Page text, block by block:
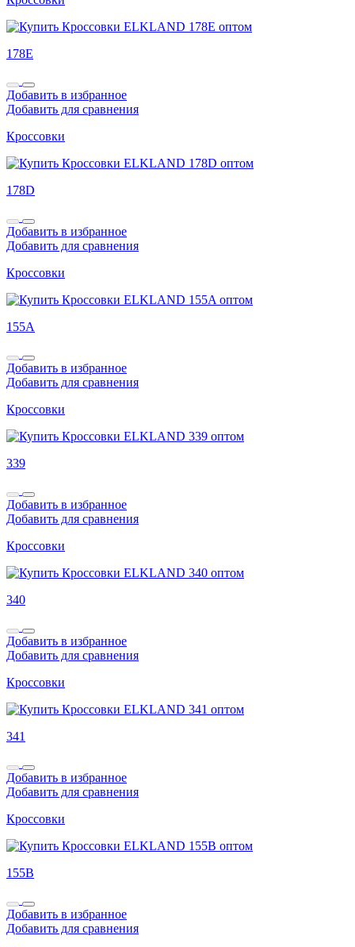
178E
Добавить в избранное
Добавить для сравнения
Кроссовки
178D
Добавить в избранное
Добавить для сравнения
Кроссовки
155A
Добавить в избранное
Добавить для сравнения
Кроссовки
339
Добавить в избранное
Добавить для сравнения
Кроссовки
340
Добавить в избранное
Добавить для сравнения
Кроссовки
341
Добавить в избранное
Добавить для сравнения
Кроссовки
155B
Добавить в избранное
Добавить для сравнения